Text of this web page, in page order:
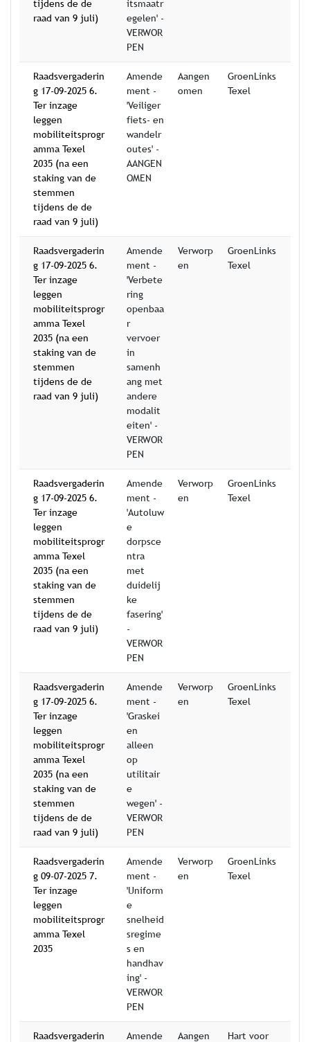
tijdens de de
raad van 9 juli)
itsmaatr
egelen' -
VERWOR
PEN
Raadsvergaderin
g 17-09-2025 6.
Ter inzage
leggen
mobiliteitsprogr
amma Texel
2035 (na een
staking van de
stemmen
tijdens de de
raad van 9 juli)
Amende
ment -
'Veiliger
fiets- en
wandelr
outes' -
AANGEN
OMEN
Aangen
omen
GroenLinks
Texel
Raadsvergaderin
g 17-09-2025 6.
Ter inzage
leggen
mobiliteitsprogr
amma Texel
2035 (na een
staking van de
stemmen
tijdens de de
raad van 9 juli)
Amende
ment -
'Verbete
ring
openbaa
r
vervoer
in
samenh
ang met
andere
modalit
eiten' -
VERWOR
PEN
Verworp
en
GroenLinks
Texel
Raadsvergaderin
g 17-09-2025 6.
Ter inzage
leggen
mobiliteitsprogr
amma Texel
2035 (na een
staking van de
stemmen
tijdens de de
raad van 9 juli)
Amende
ment -
'Autoluw
e
dorpsce
ntra
met
duidelij
ke
fasering'
-
VERWOR
PEN
Verworp
en
GroenLinks
Texel
Raadsvergaderin
g 17-09-2025 6.
Ter inzage
leggen
mobiliteitsprogr
amma Texel
2035 (na een
staking van de
stemmen
tijdens de de
raad van 9 juli)
Amende
ment -
'Graskei
en
alleen
op
utilitair
e
wegen' -
VERWOR
PEN
Verworp
en
GroenLinks
Texel
Raadsvergaderin
g 09-07-2025 7.
Ter inzage
leggen
mobiliteitsprogr
amma Texel
2035
Amende
ment -
'Uniform
e
snelheid
sregime
s en
handhav
ing' -
VERWOR
PEN
Verworp
en
GroenLinks
Texel
Raadsvergaderin
Amende
Aangen
Hart voor